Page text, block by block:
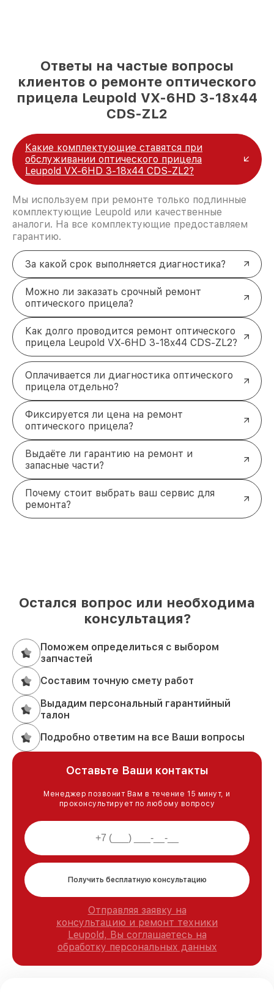
Ответы на частые вопросы
клиентов о ремонте оптического
прицела Leupold VX-6HD 3-18x44
CDS-ZL2
Какие комплектующие ставятся при
обслуживании оптического прицела
Leupold VX-6HD 3-18x44 CDS-ZL2?
Мы используем при ремонте только подлинные
комплектующие Leupold или качественные
аналоги. На все комплектующие предоставляем
гарантию.
За какой срок выполняется диагностика?
Можно ли заказать срочный ремонт
оптического прицела?
Как долго проводится ремонт оптического
прицела Leupold VX-6HD 3-18x44 CDS-ZL2?
Оплачивается ли диагностика оптического
прицела отдельно?
Фиксируется ли цена на ремонт
оптического прицела?
Выдаёте ли гарантию на ремонт и
запасные части?
Почему стоит выбрать ваш сервис для
ремонта?
Остался вопрос или необходима
консультация?
Поможем определиться с выбором
запчастей
Составим точную смету работ
Выдадим персональный гарантийный
талон
Подробно ответим на все Ваши вопросы
Оставьте Ваши контакты
Менеджер позвонит Вам в течение 15 минут, и
проконсультирует по любому вопросу
Получить бесплатную консультацию
Отправляя заявку на
консультацию и ремонт техники
Leupold, Вы соглашаетесь на
обработку персональных данных